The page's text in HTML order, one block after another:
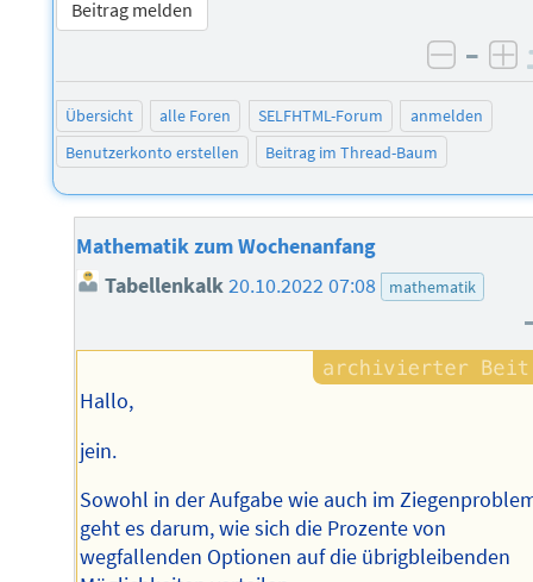
Beitrag melden
–
Übersicht alle Foren SELFHTML-Forum
anmelden
Benutzerkonto erstellen
Beitrag im Thread-Baum
Mathematik zum Wochenanfang
Tabellenkalk20.10.2022 07:08 mathematik
Hallo,
jein.
Sowohl in der Aufgabe wie auch im
geht es darum, wie sich die Prozente von
wegfallenden Optionen auf die übrigbleibenden